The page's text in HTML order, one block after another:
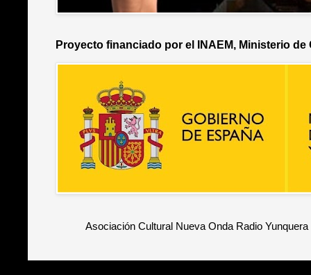
Proyecto financiado por el INAEM, Ministerio de
Asociación Cultural Nueva Onda Radio